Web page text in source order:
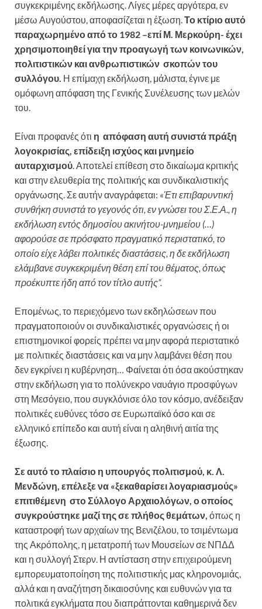
συγκεκριμένης εκδήλωσης. Λίγες μέρες αργότερα, εν
μέσω Αυγούστου, αποφασίζεται η έξωση. Το κτίριο αυτό
παραχωρημένο από το 1982 –επί Μ. Μερκούρη- έχει
χρησιμοποιηθεί για την προαγωγή των κοινωνικών,
πολιτιστικών και ανθρωπιστικών σκοπών του
συλλόγου. Η επίμαχη εκδήλωση, μάλιστα, έγινε με
ομόφωνη απόφαση της Γενικής Συνέλευσης των μελών
του.
Είναι προφανές ότι η απόφαση αυτή συνιστά πράξη
λογοκρισίας, επίδειξη ισχύος και μνημείο
αυταρχισμού . Αποτελεί επίθεση στο δικαίωμα κριτικής
και στην ελευθερία της πολιτικής και συνδικαλιστικής
οργάνωσης. Σε αυτήν αναγράφεται: «Έτι επιβαρυντική
συνθήκη συνιστά το γεγονός ότι, εν γνώσει του Σ.Ε.Α., η
εκδήλωση εντός δημοσίου ακινήτου-μνημείου (…)
αφορούσε σε πρόσφατο πραγματικό περιστατικό, το
οποίο είχε λάβει πολιτικές διαστάσεις, η δε εκδήλωση
ελάμβανε συγκεκριμένη θέση επί του θέματος, όπως
προέκυπτε ήδη από τον τίτλο αυτής”.
Επομένως, το περιεχόμενο των εκδηλώσεων που
πραγματοποιούν οι συνδικαλιστικές οργανώσεις ή οι
επιστημονικοί φορείς πρέπει να μην αφορά περιστατικό
με πολιτικές διαστάσεις και να μην λαμβάνει θέση που
δεν εγκρίνει η κυβέρνηση… Φαίνεται ότι όσα ακούστηκαν
στην εκδήλωση για το πολύνεκρο ναυάγιο προσφύγων
στη Μεσόγειο, που συγκλόνισε όλο τον κόσμο, ανέδειξαν
πολιτικές ευθύνες τόσο σε Ευρωπαϊκό όσο και σε
ελληνικό επίπεδο και αυτή είναι η αληθινή αιτία της
έξωσης.
Σε αυτό το πλαίσιο η υπουργός πολιτισμού, κ. Λ.
Μενδώνη, επέλεξε να «ξεκαθαρίσει λογαριασμούς»
επιτιθέμενη στο Σύλλογο Αρχαιολόγων, ο οποίος
συγκρούστηκε μαζί της σε πλήθος θεμάτων, όπως η
καταστροφή των αρχαίων της Βενιζέλου, το τσιμέντωμα
της Ακρόπολης, η μετατροπή των Μουσείων σε ΝΠΔΔ
και η συλλογή Στερν. Η αντίσταση στην επιχειρούμενη
εμπορευματοποίηση της πολιτιστικής μας κληρονομιάς,
αλλά και η αναζήτηση δικαιοσύνης και ευθυνών για τα
πολιτικά εγκλήματα που διαπράττονται καθημερινά δεν